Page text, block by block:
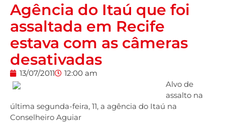
Agência do Itaú que foi
assaltada em Recife
estava com as câmeras
desativadas
13/07/2011
12:00 am
Alvo de
assalto na
última segunda-feira, 11, a agência do Itaú na
Conselheiro Aguiar